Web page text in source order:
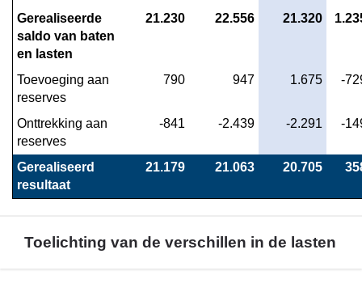
Gerealiseerde
saldo van baten
en lasten
21.230 22.556 21.320
Toevoeging aan
reserves
790 947 1.675 -
Onttrekking aan
reserves
-841 -2.439 -2.291 -
Gerealiseerd
resultaat
21.179 21.063 20.705
Toelichting van de verschillen in de lasten